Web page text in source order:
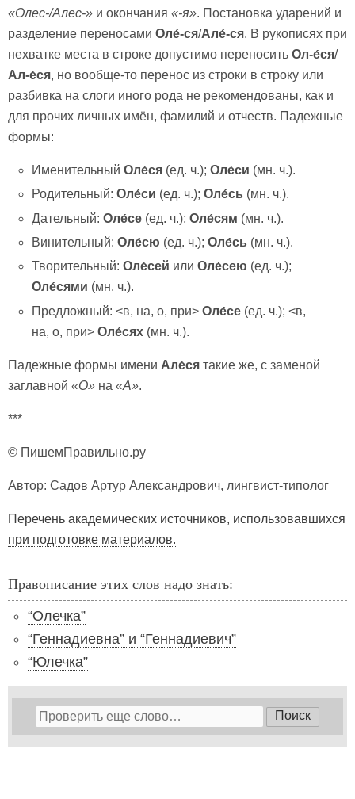
«Олес-/Алес-» и окончания «-я». Постановка ударений и
разделение переносами Оле́-ся/Але́-ся. В рукописях при
нехватке места в строке допустимо переносить Ол-е́ся/
Ал-е́ся, но вообще-то перенос из строки в строку или
разбивка на слоги иного рода не рекомендованы, как и
для прочих личных имён, фамилий и отчеств. Падежные
формы:
Именительный Оле́ся (ед. ч.);Оле́си (мн. ч.).
Родительный: Оле́си (ед. ч.);Оле́сь (мн. ч.).
Дательный:Оле́се (ед. ч.);Оле́сям (мн. ч.).
Винительный: Оле́сю (ед. ч.);Оле́сь (мн. ч.).
Творительный: Оле́сей илиОле́сею (ед. ч.);
Оле́сями (мн. ч.).
Предложный: <в, на, о, при>Оле́се (ед. ч.); <в,
на, о, при>Оле́сях (мн. ч.).
Падежные формы имени Але́ся такие же, с заменой
заглавной «О» на «А».
***
© ПишемПравильно.ру
Автор: Садов Артур Александрович, лингвист-типолог
Перечень академических источников, использовавшихся
при подготовке материалов.
Правописание этих слов надо знать:
“Олечка”
“Геннадиевна” и “Геннадиевич”
“Юлечка”